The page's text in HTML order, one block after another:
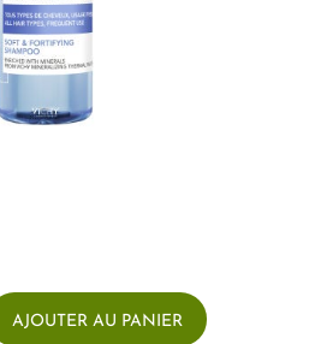
AJOUTER AU PANIER